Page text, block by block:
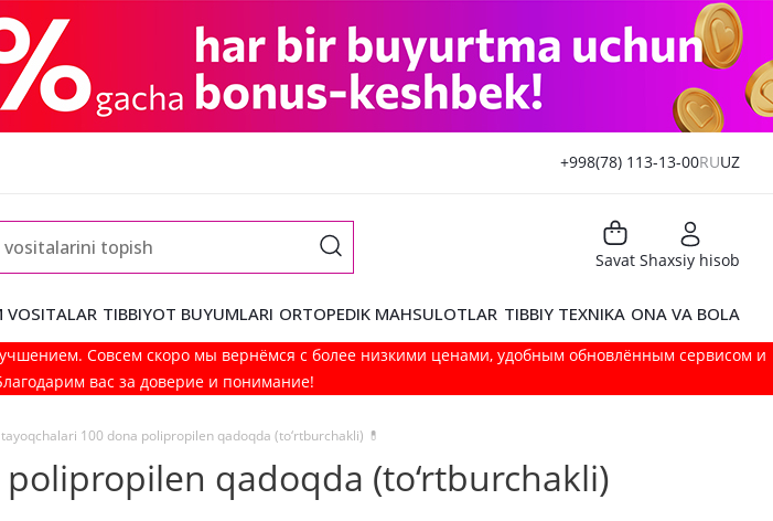
+998(78) 113-13-00RUUZ
Savat Shaxsiy hisob
VOSITALAR TIBBIYOT BUYUMLARI ORTOPEDIK MAHSULOTLAR TIBBIY TEXNIKA ONA VA BOLA
Совсем скоро мы вернёмся с более низкими ценами, удобным обновлённым сервисом и
вас за доверие и понимание!
100 dona polipropilen qadoqda (to‘rtburchakli) 💊
qadoqda (to‘rtburchakli)